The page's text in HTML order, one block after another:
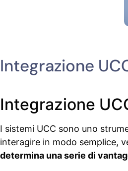
Integrazione
Integrazione
I sistemi UCC sono uno
interagire in modo semplice,
determina una serie di